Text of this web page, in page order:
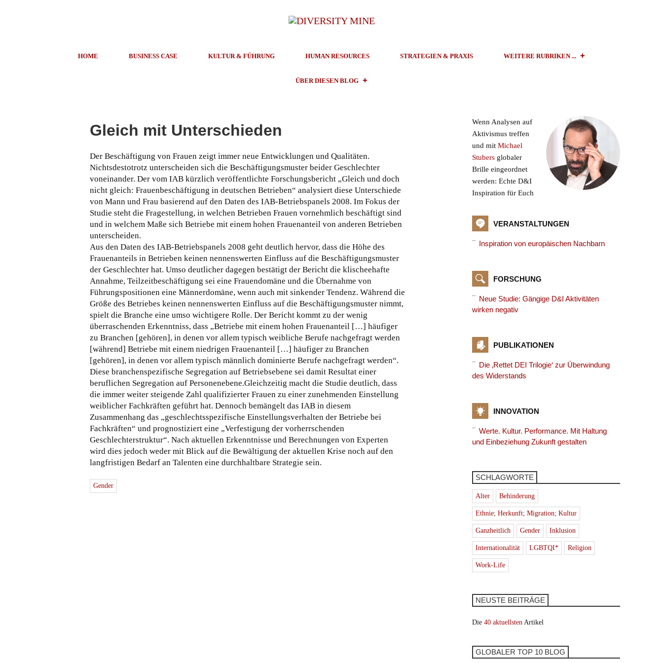
HOME BUSINESS CASE KULTUR & FÜHRUNG HUMAN RESOURCES STRATEGIEN & PRAXIS WEITERE RUBRIKEN ...
ÜBER DIESEN BLOG
Gleich mit Unterschieden
Der Beschäftigung von Frauen zeigt immer neue Entwicklungen und Qualitäten.
Nichtsdestotrotz unterscheiden sich die Beschäftigungsmuster beider Geschlechter
voneinander. Der vom IAB kürzlich veröffentlichte Forschungsbericht „Gleich und doch
nicht gleich: Frauenbeschäftigung in deutschen Betrieben“ analysiert diese Unterschiede
von Mann und Frau basierend auf den Daten des IAB-Betriebspanels 2008. Im Fokus der
Studie steht die Fragestellung, in welchen Betrieben Frauen vornehmlich beschäftigt sind
und in welchem Maße sich Betriebe mit einem hohen Frauenanteil von anderen Betrieben
unterscheiden.
Aus den Daten des IAB-Betriebspanels 2008 geht deutlich hervor, dass die Höhe des
Frauenanteils in Betrieben keinen nennenswerten Einfluss auf die Beschäftigungsmuster
der Geschlechter hat. Umso deutlicher dagegen bestätigt der Bericht die klischeehafte
Annahme, Teilzeitbeschäftigung sei eine Frauendomäne und die Übernahme von
Führungspositionen eine Männerdomäne, wenn auch mit sinkender Tendenz. Während die
Größe des Betriebes keinen nennenswerten Einfluss auf die Beschäftigungsmuster nimmt,
spielt die Branche eine umso wichtigere Rolle. Der Bericht kommt zu der wenig
überraschenden Erkenntniss, dass „Betriebe mit einem hohen Frauenanteil […] häufiger
zu Branchen [gehören], in denen vor allem typisch weibliche Berufe nachgefragt werden
[während] Betriebe mit einem niedrigen Frauenanteil […] häufiger zu Branchen
[gehören], in denen vor allem typisch männlich dominierte Berufe nachgefragt werden“.
Diese branchenspezifische Segregation auf Betriebsebene sei damit Resultat einer
beruflichen Segregation auf Personenebene.Gleichzeitig macht die Studie deutlich, dass
die immer weiter steigende Zahl qualifizierter Frauen zu einer zunehmenden Einstellung
weiblicher Fachkräften geführt hat. Dennoch bemängelt das IAB in diesem
Zusammenhang das „geschlechtsspezifische Einstellungsverhalten der Betriebe bei
Fachkräften“ und prognostiziert eine „Verfestigung der vorherrschenden
Geschlechterstruktur“. Nach aktuellen Erkenntnisse und Berechnungen von Experten
wird dies jedoch weder mit Blick auf die Bewältigung der aktuellen Krise noch auf den
langfristigen Bedarf an Talenten eine durchhaltbare Strategie sein.
Gender
Wenn Analysen auf
Aktivismus treffen
und mit Michael
Stubers globaler
Brille eingeordnet
werden: Echte D&I
Inspiration für Euch
VERANSTALTUNGEN
Inspiration von europäischen Nachbarn
FORSCHUNG
Neue Studie: Gängige D&I Aktivitäten
wirken negativ
PUBLIKATIONEN
Die ‚Rettet DEI Trilogie‘ zur Überwindung
des Widerstands
INNOVATION
Werte. Kultur. Performance. Mit Haltung
und Einbeziehung Zukunft gestalten
SCHLAGWORTE
Alter Behinderung
Ethnie; Herkunft; Migration; Kultur
Ganzheitlich Gender Inklusion
Internationalität LGBTQI* Religion
Work-Life
NEUSTE BEITRÄGE
Die 40 aktuellsten Artikel
GLOBALER TOP 10 BLOG